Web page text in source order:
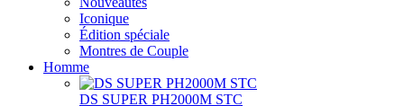
Iconique
Édition spéciale
Montres de Couple
Homme
DS SUPER PH2000M STC